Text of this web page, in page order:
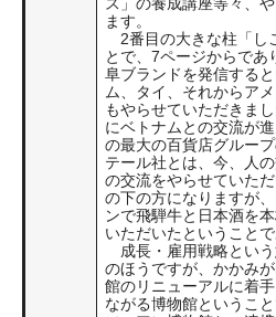
ス」の養成講座等々、
ます。
2番目の大きな柱「し
とで、7ページからであ
阜ブランドを発信する
ム、タイ、それからア
もやらせていただきま
にベトナムとの交流が
の最大の百貨店グルー
テール社とは、今、人
の交流をやらせていた
の下の方になりますが
ンで飛騨牛と日本酒を
いただいたということで
成長・雇用戦略とい
のほうですが、かかみ
館のリニューアルに着
ながる博物館というこ